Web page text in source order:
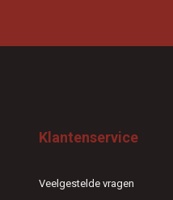
Klantenservice
Veelgestelde vragen